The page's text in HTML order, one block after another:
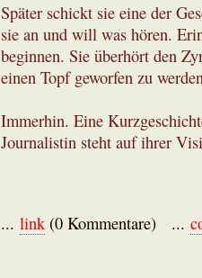
Später schickt sie eine der
sie an und will was hören.
beginnen. Sie überhört den
einen Topf geworfen zu
Immerhin. Eine
Journalistin steht auf ihrer
... link(0 Kommentare) ...